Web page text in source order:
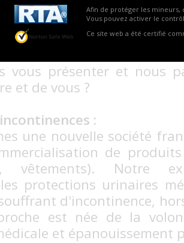
Afin de protéger les mineurs,
Vous pouvez activer le
Ce site web a été certifié
DIAPER MC-
vous présenter et nous
et de vous ?
:
une nouvelle société
de produits
vêtements). Notre
protections urinaires
d'incontinence,
est née de la
et épanouissement